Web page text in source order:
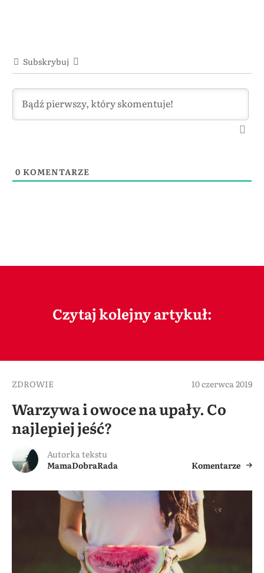
Subskrybuj
0 KOMENTARZE
Czytaj kolejny artykuł:
ZDROWIE 10 czerwca 2019
Warzywa i owoce na upały. Co
najlepiej jeść?
Autorka tekstu
MamaDobraRada
Komentarze